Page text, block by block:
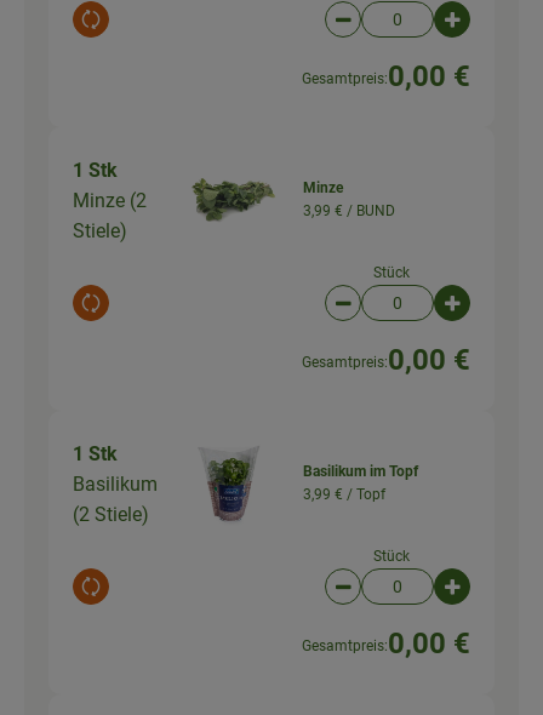
Auswahl ändern Artikelanzahl
Gesamtpreis:0,00 €
1 Stk
Minze (2
Stiele)
Auswahl ändern
Minze
3,99 € / BUND
Stück
Artikelanzahl
Gesamtpreis:0,00 €
1 Stk
Basilikum
(2 Stiele)
Auswahl ändern
Basilikum im Topf
3,99 € / Topf
Stück
Artikelanzahl
Gesamtpreis:0,00 €